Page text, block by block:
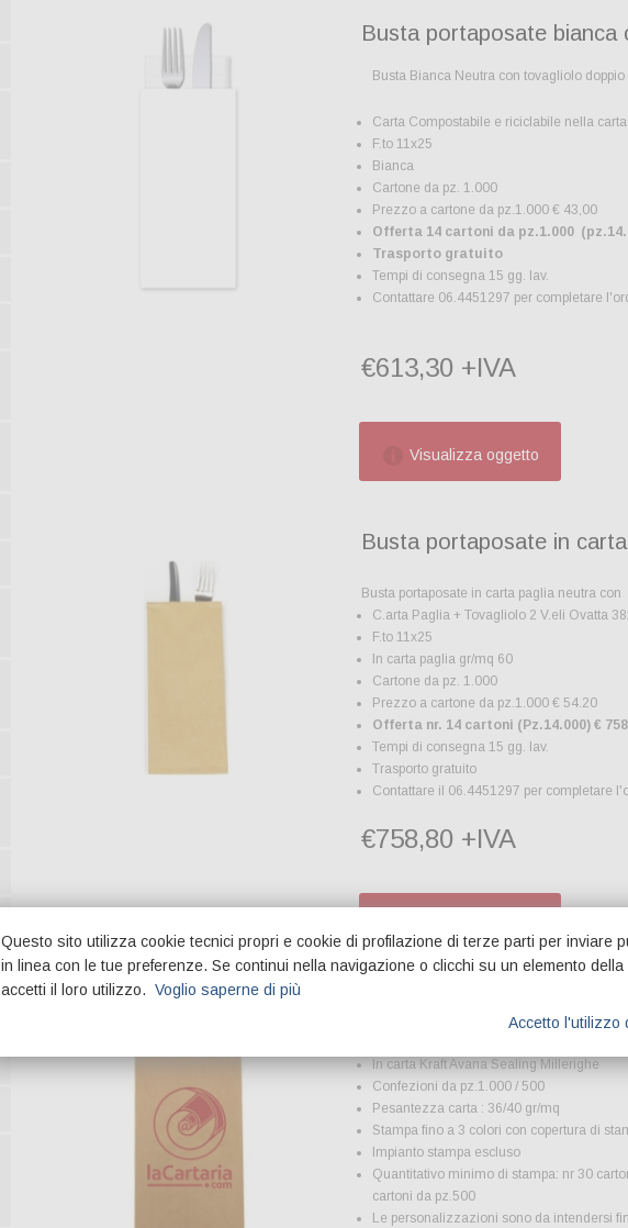
Busta portaposate bianca
Busta Bianca Neutra con tovagliolo doppio
Carta Compostabile e riciclabile nella
F.to 11x25
Bianca
Cartone da pz. 1.000
Prezzo a cartone da pz.1.000 € 43,00
Offerta 14 cartoni da pz.1.000
Trasporto gratuito
Tempi di consegna 15 gg. lav.
Contattare 06.4451297 per completare
€613,30 +IVA
Visualizza oggetto
Busta portaposate in
Busta portaposate in carta paglia neutra
C.arta Paglia + Tovagliolo 2 V.eli Ovatta
F.to 11x25
In carta paglia gr/mq 60
Cartone da pz. 1.000
Prezzo a cartone da pz.1.000 € 54.20
Offerta nr. 14 cartoni (Pz.14.000) €
Tempi di consegna 15 gg. lav.
Trasporto gratuito
Contattare il 06.4451297 per completare
€758,80 +IVA
Buste Pane Avana
In carta Kraft Avana Sealing Millerighe
Confezioni da pz.1.000 / 500
Pesantezza carta : 36/40 gr/mq
Stampa fino a 3 colori con copertura di
Impianto stampa escluso
Quantitativo minimo di stampa: nr 30
cartoni da pz.500
Le personalizzazioni sono da intendersi
Questo sito utilizza cookie tecnici propri e cookie di profilazione di terze parti per inviare
in linea con le tue preferenze. Se continui nella navigazione o clicchi su un elemento della
accetti il loro utilizzo. Voglio saperne di più
Accetto l'utilizzo